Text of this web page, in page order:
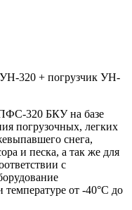
320 + погрузчик УН-
320 БКУ на базе
погрузочных, легких
снега,
и песка, а так же для
с
температуре от -40°С до